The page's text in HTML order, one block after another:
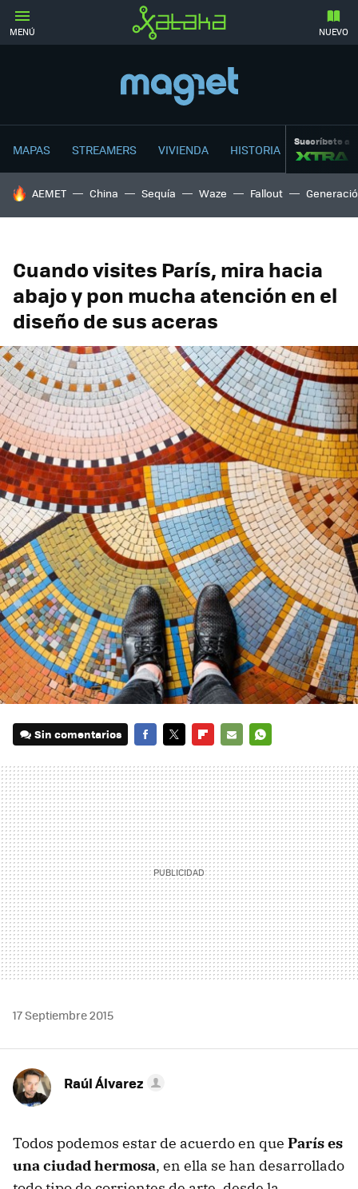
MENÚ NUEVO
MAPAS STREAMERS VIVIENDA HISTORIA Suscríbete a
HOY SE HABLA DE
AEMET China Sequía Waze Fallout
Cuando visites París, mira hacia
abajo y pon mucha atención en el
diseño de sus aceras
Sin comentarios
MAIL
17 Septiembre 2015
Raúl Álvarez
Todos podemos estar de acuerdo en que París es
una ciudad hermosa, en ella se han desarrollado